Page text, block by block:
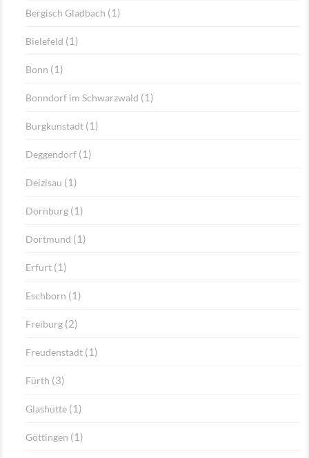
Bergisch Gladbach (1)
Bielefeld (1)
Bonn (1)
Bonndorf im Schwarzwald (1)
Burgkunstadt (1)
Deggendorf (1)
Deizisau (1)
Dornburg (1)
Dortmund (1)
Erfurt (1)
Eschborn (1)
Freiburg (2)
Freudenstadt (1)
Fürth (3)
Glashütte (1)
Göttingen (1)